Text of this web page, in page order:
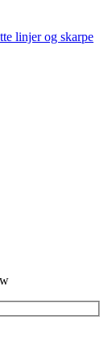
linjer og skarpe